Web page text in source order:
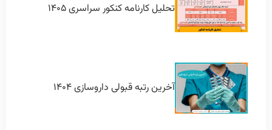
تحلیل کارنامه کنکور سراسری ۱۴۰۵
آخرین رتبه قبولی داروسازی ۱۴۰۴